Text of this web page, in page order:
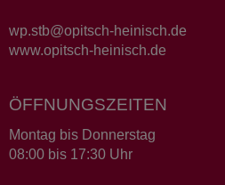
wp.stb@opitsch-heinisch.de
www.opitsch-heinisch.de
ÖFFNUNGSZEITEN
Montag bis Donnerstag
08:00 bis 17:30 Uhr